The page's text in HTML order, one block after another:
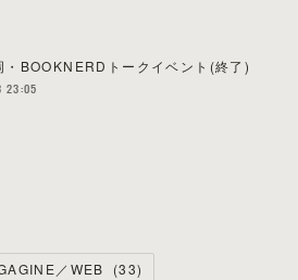
BOOKNERDトークイベント(終了)
23:05
／WEB
(33)